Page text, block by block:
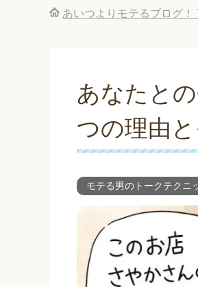
あいつよりモテるブログ！
あなたと
つの理由
モテる男のトークテクニ